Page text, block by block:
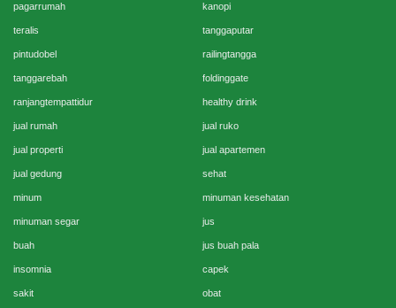
pagarrumah kanopi
teralis tanggaputar
pintudobel railingtangga
tanggarebah foldinggate
ranjangtempattidur healthy drink
jual rumah jual ruko
jual properti jual apartemen
jual gedung sehat
minum minuman kesehatan
minuman segar jus
buah jus buah pala
insomnia capek
sakit obat